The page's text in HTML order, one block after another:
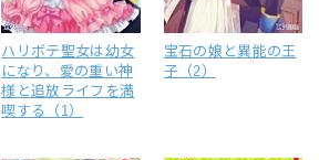
ハリボテ聖女は幼女
になり、愛の重い神
様と追放ライフを満
喫する（1）
宝石の娘と異能の王
子（2）